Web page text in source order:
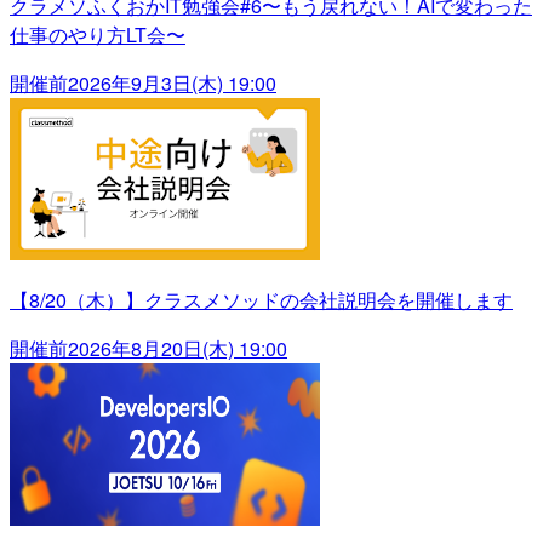
仕事のやり方LT会〜
開催前2026年9月3日(木) 19:00
【8/20（木）】クラスメソッドの会社説明会を開催します
開催前2026年8月20日(木) 19:00